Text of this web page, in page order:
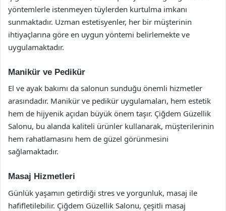
yöntemlerle istenmeyen tüylerden kurtulma imkanı
sunmaktadır. Uzman estetisyenler, her bir müşterinin
ihtiyaçlarına göre en uygun yöntemi belirlemekte ve
uygulamaktadır.
Manikür ve Pedikür
El ve ayak bakımı da salonun sunduğu önemli hizmetler
arasındadır. Manikür ve pedikür uygulamaları, hem estetik
hem de hijyenik açıdan büyük önem taşır. Çiğdem Güzellik
Salonu, bu alanda kaliteli ürünler kullanarak, müşterilerinin
hem rahatlamasını hem de güzel görünmesini
sağlamaktadır.
Masaj Hizmetleri
Günlük yaşamın getirdiği stres ve yorgunluk, masaj ile
hafifletilebilir. Çiğdem Güzellik Salonu, çeşitli masaj